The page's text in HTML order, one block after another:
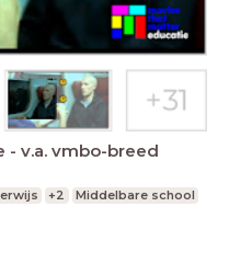
- v.a. vmbo-breed
+2
Middelbare school